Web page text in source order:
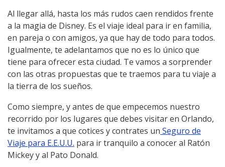
Al llegar allá, hasta los más rudos caen rendidos frente
a la magia de Disney. Es el viaje ideal para ir en familia,
en pareja o con amigos, ya que hay de todo para todos.
Igualmente, te adelantamos que no es lo único que
tiene para ofrecer esta ciudad. Te vamos a sorprender
con las otras propuestas que te traemos para tu viaje a
la tierra de los sueños.
Como siempre, y antes de que empecemos nuestro
recorrido por los lugares que debes visitar en Orlando,
te invitamos a que cotices y contrates un Seguro de
Viaje para E.E.U.U. para ir tranquilo a conocer al Ratón
Mickey y al Pato Donald.